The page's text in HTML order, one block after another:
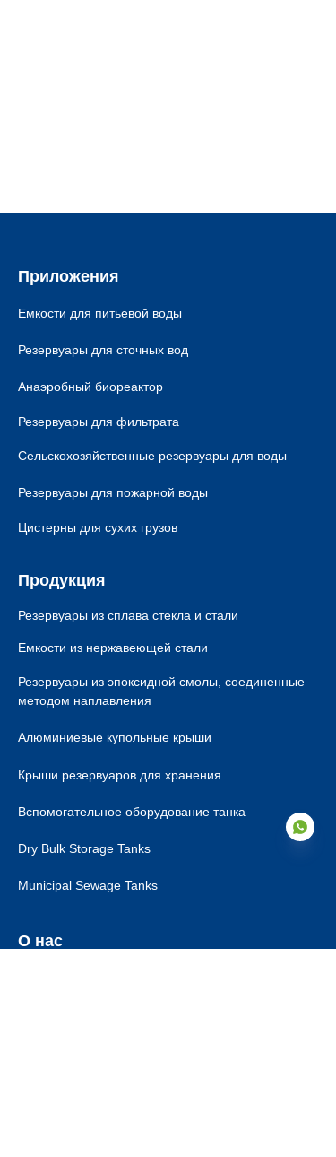
Приложения
Емкости для питьевой воды
Резервуары для сточных вод
Анаэробный биореактор
Резервуары для фильтрата
Сельскохозяйственные резервуары для воды
Резервуары для пожарной воды
Цистерны для сухих грузов
Продукция
Резервуары из сплава стекла и стали
Емкости из нержавеющей стали
Резервуары из эпоксидной смолы, соединенные
методом наплавления
Алюминиевые купольные крыши
Крыши резервуаров для хранения
Вспомогательное оборудование танка
Dry Bulk Storage Tanks
Municipal Sewage Tanks
О нас